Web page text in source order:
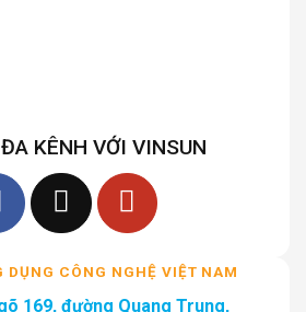
KÊNH VỚI VINSUN
DỤNG CÔNG NGHỆ VIỆT NAM
169, đường Quang Trung,